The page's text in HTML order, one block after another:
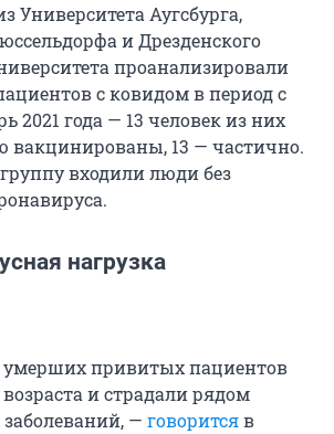
Университета Аугсбурга,
и Дрезденского
проанализировали
с ковидом в период с
2021 года — 13 человек из них
вакцинированы, 13 — частично.
входили люди без
нагрузка
привитых пациентов
и страдали рядом
— говоритсяв